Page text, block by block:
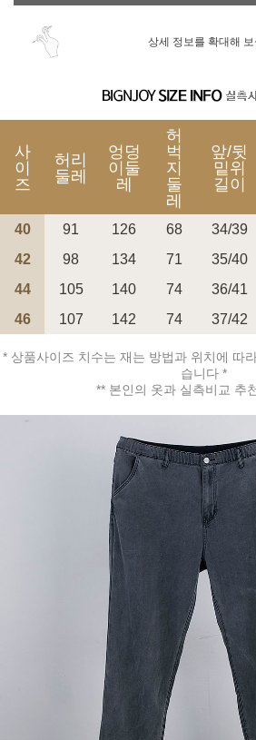
페이코 ID로 페
PAYCO
상세 정보를 확대해 보
사
이
즈
허리
둘레
엉덩
이둘
레
허
벅
지
둘
레
앞/뒷
밑위
길이
40 91 126 68 34/39
42
98 134 71 35/40
44
105 140 74 36/41
46
107 142 74 37/42
* 상품사이즈 치수는 재는 방법과 위치에 따
습니다 *
** 본인의 옷과 실측비교 추